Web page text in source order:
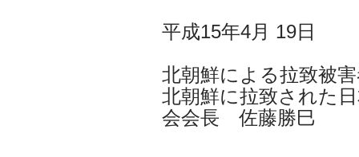
平成15年4月 19日
北朝鮮による拉致被
北朝鮮に拉致された
会会長 佐藤勝巳